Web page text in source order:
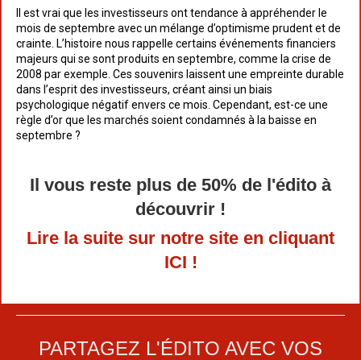
Il est vrai que les investisseurs ont tendance à appréhender le
mois de septembre avec un mélange d’optimisme prudent et de
crainte. L’histoire nous rappelle certains événements financiers
majeurs qui se sont produits en septembre, comme la crise de
2008 par exemple. Ces souvenirs laissent une empreinte durable
dans l’esprit des investisseurs, créant ainsi un biais
psychologique négatif envers ce mois. Cependant, est-ce une
règle d’or que les marchés soient condamnés à la baisse en
septembre ?
Il vous reste plus de 50% de l'édito à
découvrir !
Lire la suite sur notre site en cliquant
ICI !
PARTAGEZ L'ÉDITO AVEC VOS